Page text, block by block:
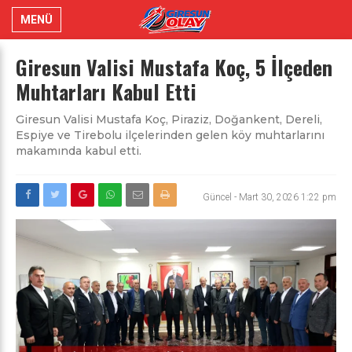
MENÜ
Giresun Valisi Mustafa Koç, 5 İlçeden
Muhtarları Kabul Etti
Giresun Valisi Mustafa Koç, Piraziz, Doğankent, Dereli,
Espiye ve Tirebolu ilçelerinden gelen köy muhtarlarını
makamında kabul etti.
Güncel - Mart 30, 2026 1:22 pm